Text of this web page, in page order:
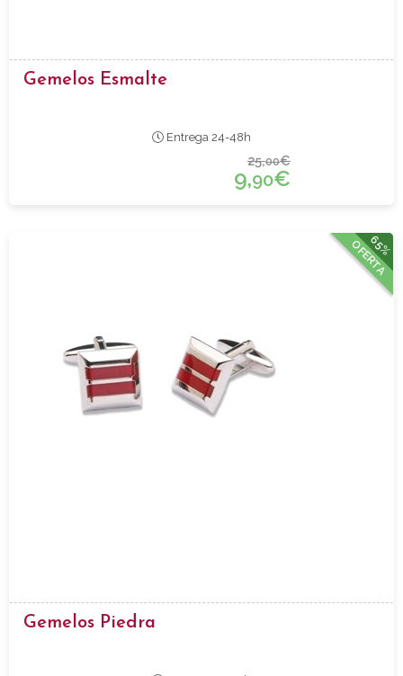
Gemelos Esmalte
Entrega 24-48h
25,00€
9,90€
65%
OFERTA
Gemelos Piedra